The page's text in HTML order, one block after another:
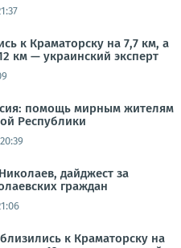
к Краматорску на 7,7 км, а
км — украинский эксперт
помощь мирным жителям
Республики
дайджест за
граждан
к Краматорску на